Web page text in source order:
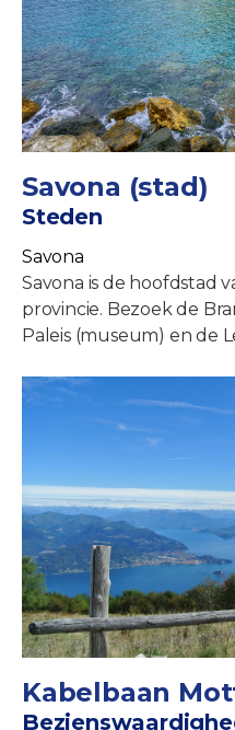
Savona (stad)
Steden
Savona
Savona is de hoofdstad
provincie. Bezoek de
Paleis (museum) en de
Kabelbaan